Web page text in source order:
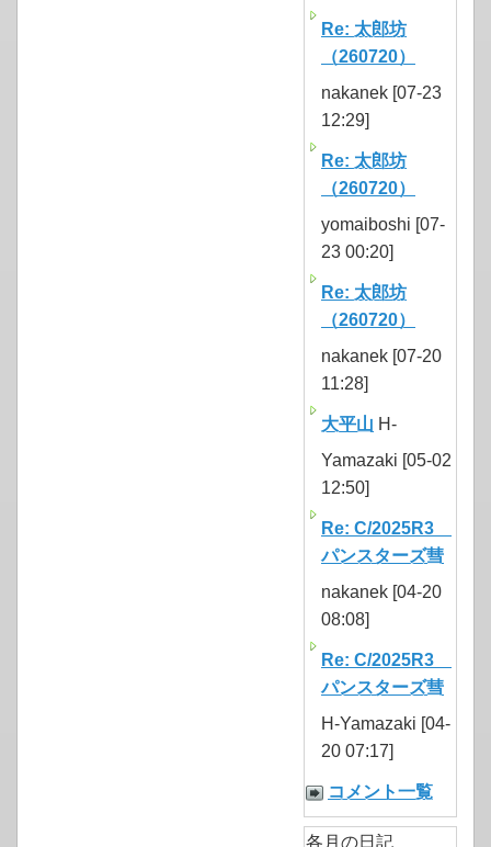
Re: 太郎坊
（260720）
nakanek [07-23
12:29]
Re: 太郎坊
（260720）
yomaiboshi [07-
23 00:20]
Re: 太郎坊
（260720）
nakanek [07-20
11:28]
大平山 H-
Yamazaki [05-02
12:50]
Re: C/2025R3
パンスターズ彗
nakanek [04-20
08:08]
Re: C/2025R3
パンスターズ彗
H-Yamazaki [04-
20 07:17]
コメント一覧
各月の日記